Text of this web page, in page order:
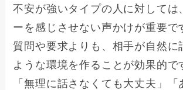
不安が強いタイプの人に対しては
ーを感じさせない声かけが重要で
質問や要求よりも、相手が自然に
ような環境を作ることが効果的で
「無理に話さなくても大丈夫」